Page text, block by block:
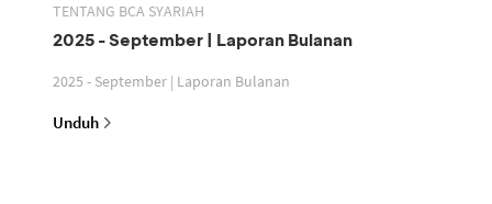
TENTANG BCA SYARIAH
2025 - September | Laporan Bulanan
2025 - September | Laporan Bulanan
Unduh